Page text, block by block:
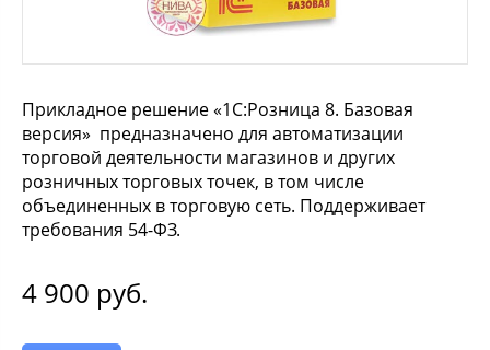
Прикладное решение «1С:Розница 8. Базовая
версия» предназначено для автоматизации
торговой деятельности магазинов и других
розничных торговых точек, в том числе
объединенных в торговую сеть. Поддерживает
требования 54-ФЗ.
4 900 руб.